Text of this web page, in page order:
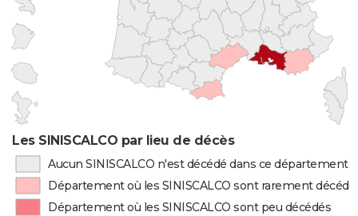
Les SINISCALCO par lieu de décès
Aucun SINISCALCO n'est décédé dans ce département
Département où les SINISCALCO sont rarement
Département où les SINISCALCO sont peu décédés